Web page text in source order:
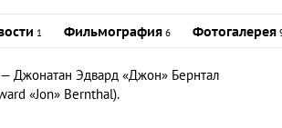
1 Фильмография 6 Фотогалерея
Джонатан Эдвард «Джон» Бернтал
«Jon» Bernthal).